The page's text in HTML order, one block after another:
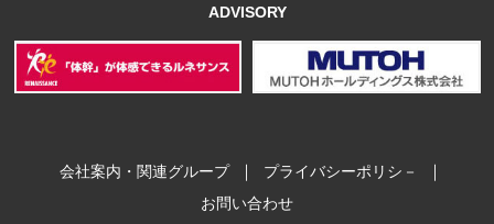
ADVISORY
会社案内・関連グループ ｜ プライバシーポリシ－ ｜
お問い合わせ